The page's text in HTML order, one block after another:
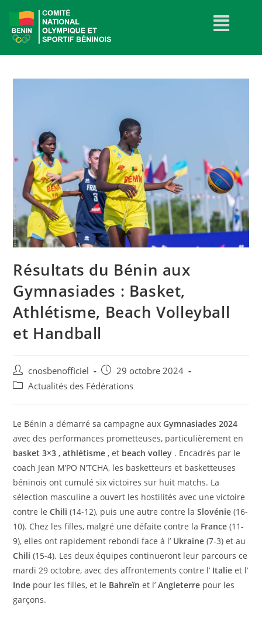
Résultats du Bénin aux
Gymnasiades : Basket,
Athlétisme, Beach Volleyball
et Handball
cnosbenofficiel
29 octobre 2024
Actualités des Fédérations
Le Bénin a démarré sa campagne auxGymnasiades 2024
avec des performances prometteuses, particulièrement en
basket 3×3 ,athlétisme , et beach volley . Encadrés par le
coach Jean M’PO N’TCHA, les basketteurs et basketteuses
béninois ont cumulé six victoires sur huit matchs. La
sélection masculine a ouvert les hostilités avec une victoire
contre leChili (14-12), puis une autre contre laSlovénie (16-
10). Chez les filles, malgré une défaite contre la France (11-
9), elles ont rapidement rebondi face à l’ Ukraine (7-3) et au
Chili (15-4). Les deux équipes continueront leur parcours ce
mardi 29 octobre, avec des affrontements contre l’ Italie et l’
Inde pour les filles, et le Bahreïn et l’Angleterre pour les
garçons.